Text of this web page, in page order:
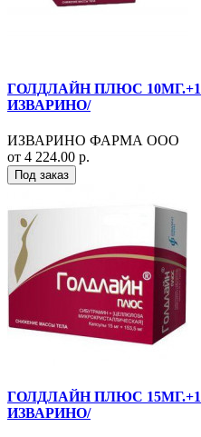
ГОЛДЛАЙН ПЛЮС
ИЗВАРИНО/
ИЗВАРИНО ФАРМА ООО
от 4 224.00 р.
Под заказ
ГОЛДЛАЙН ПЛЮС
ИЗВАРИНО/